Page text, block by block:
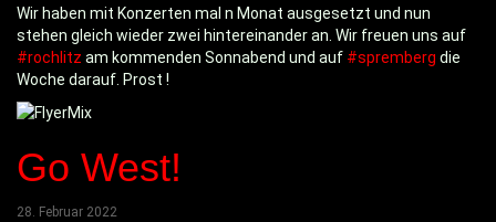
Wir haben mit Konzerten mal n Monat ausgesetzt und nun
stehen gleich wieder zwei hintereinander an. Wir freuen uns auf
#rochlitz am kommenden Sonnabend und auf #spremberg die
Woche darauf. Prost !
Go West!
28. Februar 2022